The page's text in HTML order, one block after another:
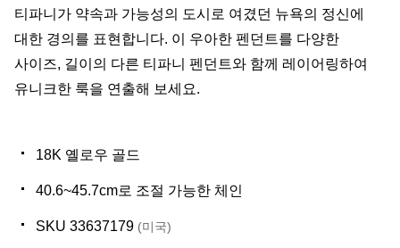
티파니가 약속과 가능성의 도시로 여겼던 뉴욕의 정신에
대한 경의를 표현합니다. 이 우아한 펜던트를 다양한
사이즈, 길이의 다른 티파니 펜던트와 함께 레이어링하여
유니크한 룩을 연출해 보세요.
18K 옐로우 골드
40.6~45.7cm로 조절 가능한 체인
SKU 33637179 (미국)